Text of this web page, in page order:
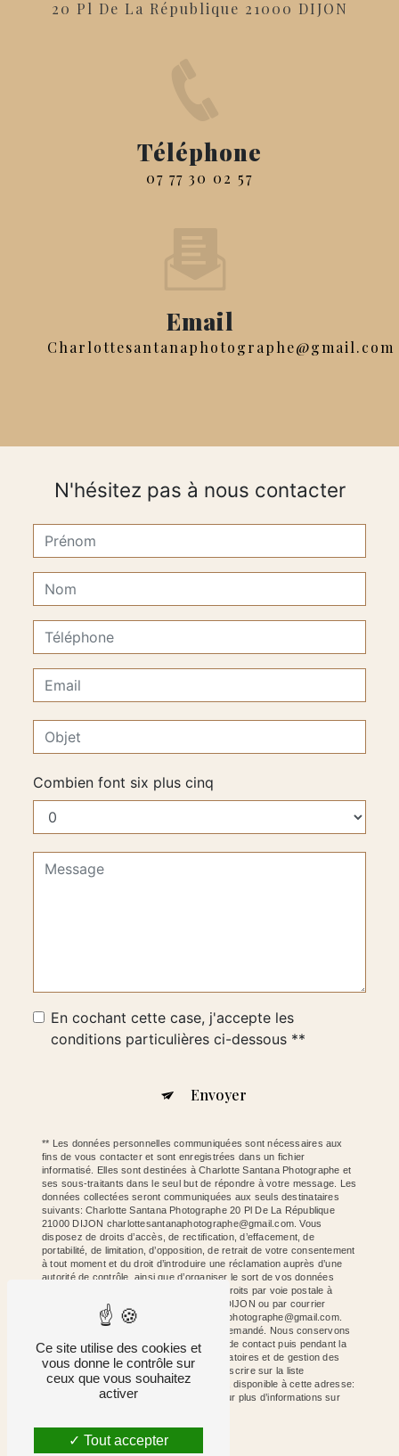
20 Pl De La République 21000 DIJON
Téléphone
07 77 30 02 57
Email
charlottesantanaphotographe@gmail.com
N'hésitez pas à nous contacter
Combien font six plus cinq
En cochant cette case, j'accepte les
conditions particulières ci-dessous **
Envoyer
** Les données personnelles communiquées sont nécessaires aux
fins de vous contacter et sont enregistrées dans un fichier
informatisé. Elles sont destinées à Charlotte Santana Photographe et
ses sous-traitants dans le seul but de répondre à votre message. Les
données collectées seront communiquées aux seuls destinataires
suivants: Charlotte Santana Photographe 20 Pl De La République
21000 DIJON charlottesantanaphotographe@gmail.com. Vous
disposez de droits d’accès, de rectification, d’effacement, de
portabilité, de limitation, d’opposition, de retrait de votre consentement
à tout moment et du droit d’introduire une réclamation auprès d’une
autorité de contrôle, ainsi que d’organiser le sort de vos données
post-mortem. Vous pouvez exercer ces droits par voie postale à
l'adresse 20 Pl De La République 21000 DIJON ou par courrier
électronique à l'adresse charlottesantanaphotographe@gmail.com.
Un justificatif d'identité pourra vous être demandé. Nous conservons
vos données pendant la période de prise de contact puis pendant la
durée de prescription légale aux fins probatoires et de gestion des
contentieux. Vous avez le droit de vous inscrire sur la liste
d'opposition au démarchage téléphonique, disponible à cette adresse:
Bloctel.gouv.fr. Consultez le site cnil.fr pour plus d’informations sur
Ce site utilise des cookies et
vous donne le contrôle sur
ceux que vous souhaitez
activer
Tout accepter